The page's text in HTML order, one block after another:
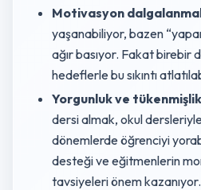
Motivasyon
yaşanabiliyor, bazen
ağır basıyor. Fakat birebir
hedeflerle bu sıkıntı
Yorgunluk ve tükenmişlik
dersi almak, okul
dönemlerde öğrenciyi
desteği ve eğitmenlerin
tavsiyeleri önem kazanıyor.